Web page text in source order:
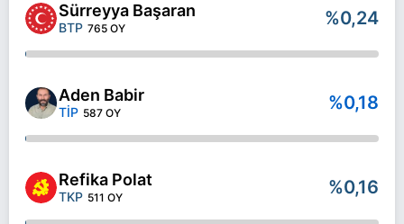
Sürreyya Başaran
BTP 765 OY %0,24
Aden Babir
TİP 587 OY %0,18
Refika Polat
TKP 511 OY %0,16